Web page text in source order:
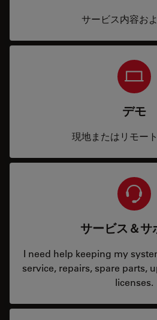
サービス内容お
デモ
現地またはリモー
サービス＆サ
I need help keeping my
service, repairs, spare parts,
licenses.